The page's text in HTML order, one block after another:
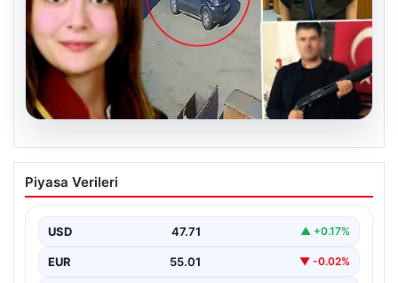
Hakkında İcra Takibi Nedeniyle
Avukatın Katledilmesi Davasında
Bursa’nın Gürsu ilçesinde gerçekleşen korkutucu
uğrayarak hayatını kaybetmesiyle…
Piyasa Verileri
USD 47.71 ▲ +0.17%
EUR 55.01 ▼ -0.02%